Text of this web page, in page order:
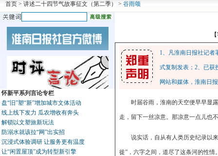
首页 > 讲述二十四节气故事征文（第二季） > 谷雨颂
怀新平系列言论专栏
盘“旧”塑“新”增加城市文体活动
线上线下发力 瓜农增收有奔头
解锁以文塑旅新玩法
防溺水就该拉“网”出实招
沉浸式体验调研 让服务更有温度
让“闲置屋顶”成为转型新引擎
1、凡淮南日报社记
式复制发表；2、已获
网站和媒体，淮南日
时届谷雨，淮南的天空便早早显
走，留下一丝凉意。那凉意一点儿也
说实话，自从有人类历史纪录以
徙”，六字之间，道尽了这条河的性